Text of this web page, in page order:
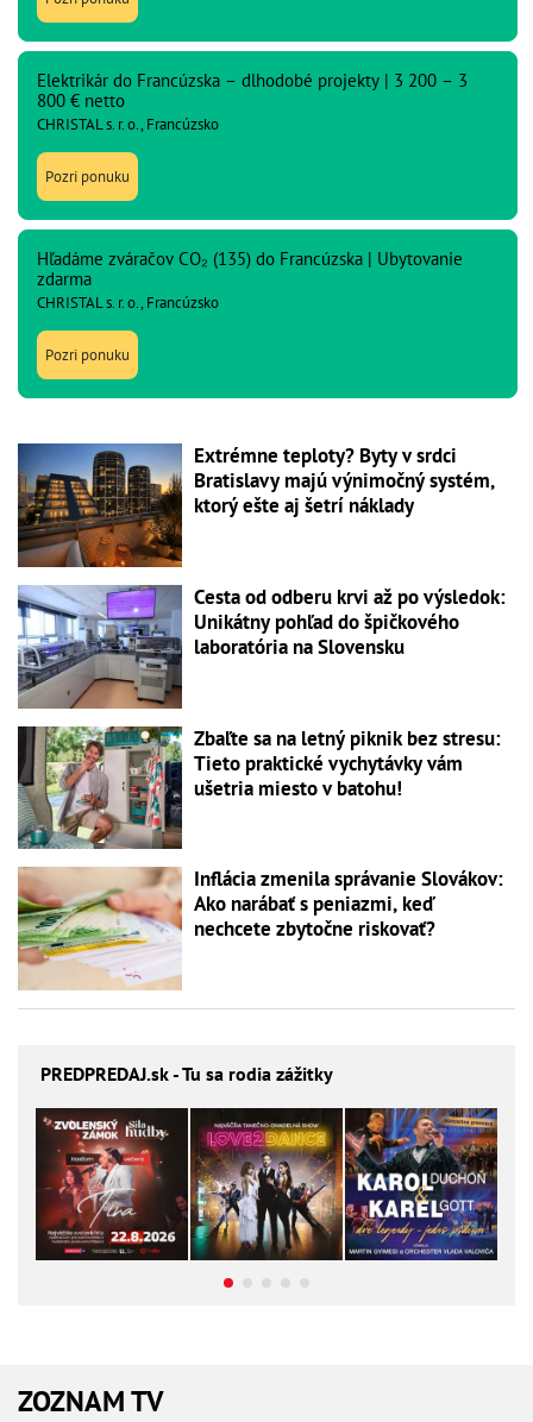
Elektrikár do Francúzska – dlhodobé projekty | 3 200 – 3
800 € netto
CHRISTAL s. r. o., Francúzsko
Pozri ponuku
Hľadáme zváračov CO₂ (135) do Francúzska | Ubytovanie
zdarma
CHRISTAL s. r. o., Francúzsko
Pozri ponuku
Extrémne teploty? Byty v srdci
Bratislavy majú výnimočný systém,
ktorý ešte aj šetrí náklady
Cesta od odberu krvi až po výsledok:
Unikátny pohľad do špičkového
laboratória na Slovensku
Zbaľte sa na letný piknik bez stresu:
Tieto praktické vychytávky vám
ušetria miesto v batohu!
Inflácia zmenila správanie Slovákov:
Ako narábať s peniazmi, keď
nechcete zbytočne riskovať?
PREDPREDAJ.sk - Tu sa rodia zážitky
ZOZNAM TV